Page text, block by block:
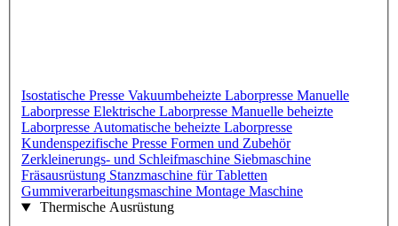
Isostatische Presse Vakuumbeheizte Laborpresse Manuelle
Laborpresse Elektrische Laborpresse Manuelle beheizte
Laborpresse Automatische beheizte Laborpresse
Kundenspezifische Presse Formen und Zubehör
Zerkleinerungs- und Schleifmaschine Siebmaschine
Fräsausrüstung Stanzmaschine für Tabletten
Gummiverarbeitungsmaschine Montage Maschine
Thermische Ausrüstung